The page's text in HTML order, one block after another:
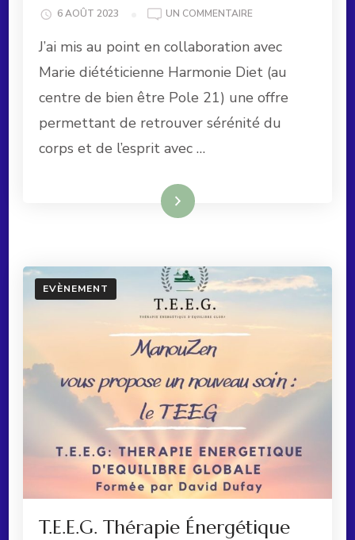
6 AOÛT 2023 UN COMMENTAIRESUR
AVEC
DIÉTÉTICIENNE
J’ai mis au point en collaboration avec
Marie diététicienne Harmonie Diet (au
centre de bien être Pole 21) une offre
permettant de retrouver sérénité du
corps et de l’esprit avec …
Lire la suite
EVÈNEMENT
T.E.E.G. Thérapie Énergétique